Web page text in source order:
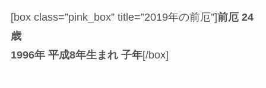
[box class=”pink_box” title=”2019年の前厄”]前厄 24
歳
1996年 平成8年生まれ 子年[/box]